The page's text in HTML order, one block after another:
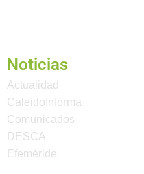
Noticias
Actualidad
CaleidoInforma
Comunicados
DESCA
Efeméride